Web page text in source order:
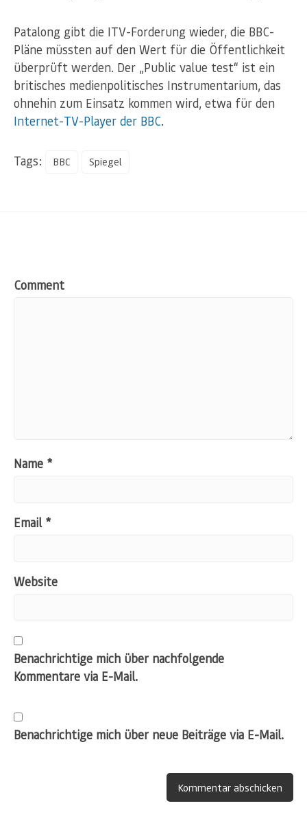
Patalong gibt die ITV-Forderung wieder, die BBC-
Pläne müssten auf den Wert für die Öffentlichkeit
überprüft werden. Der „Public value test“ ist ein
britisches medienpolitisches Instrumentarium, das
ohnehin zum Einsatz kommen wird, etwa für den
Internet-TV-Player der BBC.
Tags: BBC Spiegel
Comment
Name *
Email *
Website
Benachrichtige mich über nachfolgende
Kommentare via E-Mail.
Benachrichtige mich über neue Beiträge via E-Mail.